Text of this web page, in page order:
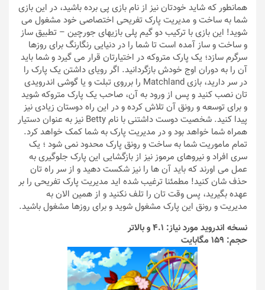
همانطور که شاید خودتان نیز از نام بازی پی برده باشید، در این بازی
شما به ساخت و مدیریت پارک تفریحی اختصاصی خود مشغول می
شوید! این بازی با ترکیب دو گیم پلی بازیهای جورچین – تطبیق ساز
و ساخت و ساز آمده است تا شما را در دنیایی رنگارنگ برای روزها
سرگرم سازد؛ یک پارک متروکه در اختیارتان قرار می گیرد و شما باید
آن را به دوران اوج خودش بازگردانید. اگر رویای داشتن یک پارک را
در سر دارید، بازی Matchland را برروی تبلت و یا گوشی اندرویدی
تان نصب کنید و پس از ورود به آن، صاحب یک پارک متروکه شوید
و برای توسعه و رونق آن تلاش کرده و در این راه دوستان زیادی نیز
پیدا کنید. شخصیت دوست داشتنی با نام Betty نیز به عنوان دستیار
همراه شما خواهد بود و در مدیریت پارک به شما کمک خواهد کرد.
تمام ماموریت شما به ساخت و رونق پارک محدود نمی شود ؛ یک
سری افراد و نیروهای مرموز نیز از بازگشایی این پارک جلوگیری به
عمل می اورند که باید آن ها را نیز شکست دهید و از سر راه تان
حذف شان کنید! مطمئنا ترغیب شده اید مدیریت پارک تفریحی را بر
عهده بگیرید، پس وقت تان را تلف نکنید و از همین الان به
مدیریت و رونق این پارک مشغول شوید و برای روزها مشغول باشید.
نسخه اندروید مورد نیاز: 4.1 و بالاتر
حجم: 159 مگابایت